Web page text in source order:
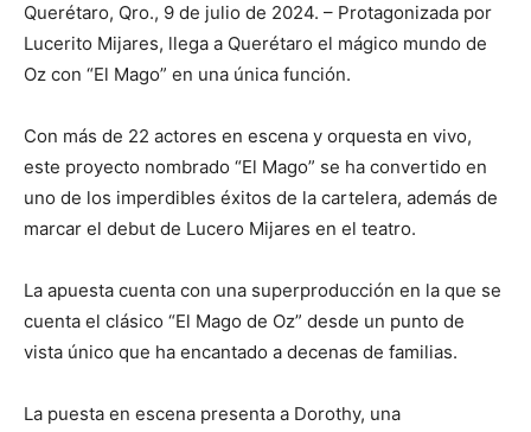
Querétaro, Qro., 9 de julio de 2024. – Protagonizada por
Lucerito Mijares, llega a Querétaro el mágico mundo de
Oz con “El Mago” en una única función.
Con más de 22 actores en escena y orquesta en vivo,
este proyecto nombrado “El Mago” se ha convertido en
uno de los imperdibles éxitos de la cartelera, además de
marcar el debut de Lucero Mijares en el teatro.
La apuesta cuenta con una superproducción en la que se
cuenta el clásico “El Mago de Oz” desde un punto de
vista único que ha encantado a decenas de familias.
La puesta en escena presenta a Dorothy, una